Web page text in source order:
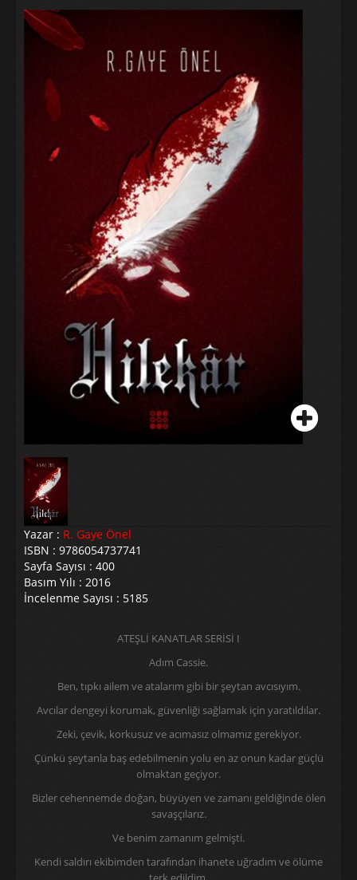
Galeri
İletişim
Yazar : R. Gaye Önel
ISBN : 9786054737741
Sayfa Sayısı : 400
Basım Yılı : 2016
İncelenme Sayısı : 5185
ATEŞLİ KANATLAR SERİSİ I
Adım Cassie.
Ben, tıpkı ailem ve atalarım gibi bir şeytan avcısıyım.
Avcılar dengeyi korumak, güvenliği sağlamak için yaratıldılar.
Zeki, çevik, korkusuz ve acımasız olmamız gerekiyor.
Çünkü şeytanla baş edebilmenin yolu en az onun kadar güçlü
olmaktan geçiyor.
Bizler cehennemde doğan, büyüyen ve zamanı geldiğinde ölen
savaşçılarız.
Ve benim zamanım gelmişti.
Kendi saldırı ekibimden tarafından ihanete uğradım ve ölüme